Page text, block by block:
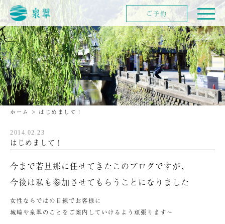
ホーム > はじめまして！
2014.02.23
はじめまして！
今まで若旦那に任せてきたこのブログですが、
今後は私も参加させてもらうことになりました
女性ならではの目線でお客様に
城崎や泉翠のことをご案内していけるよう頑張ります～
ご予約